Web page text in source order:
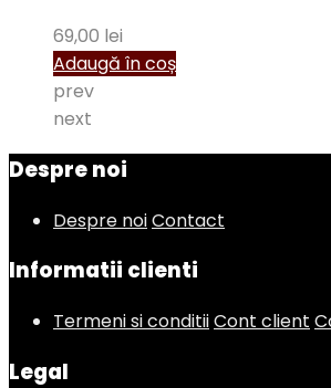
69,00 lei
Adaugă în coș
prev
next
Despre noi
Despre noiContact
Informatii clienti
Termeni si conditiiCont client
Legal